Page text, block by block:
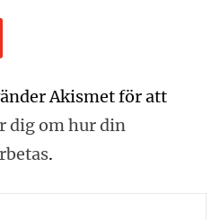
Akismet för att
dig om hur din
.